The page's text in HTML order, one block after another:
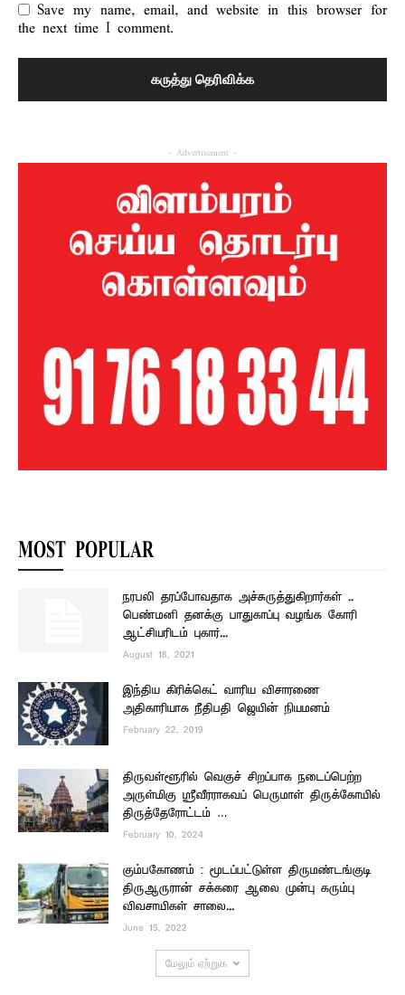
Save my name, email, and website in this browser for
the next time I comment.
- Advertisement -
MOST POPULAR
நரபலி தரப்போவதாக அச்சுருத்துகிறார்கள் ..
பெண்மனி தனக்கு பாதுகாப்பு வழங்க கோரி
ஆட்சியரிடம் புகார்...
August 18, 2021
இந்திய கிரிக்கெட் வாரிய விசாரணை
அதிகாரியாக நீதிபதி ஜெயின் நியமனம்
February 22, 2019
திருவள்ளூரில் வெகுச் சிறப்பாக நடைப்பெற்ற
அருள்மிகு ஸ்ரீவீரராகவப் பெருமாள் திருக்கோயில்
திருத்தேரோட்டம் …
February 10, 2024
கும்பகோணம் : மூடப்பட்டுள்ள திருமண்டங்குடி
திருஆருரான் சக்கரை ஆலை முன்பு கரும்பு
விவசாயிகள் சாலை...
June 15, 2022
மேலும் ஏற்றுக